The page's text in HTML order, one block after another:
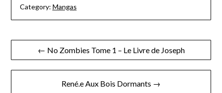
Category: Mangas
Navigation
de
← No Zombies Tome 1 – Le Livre de Joseph
René.e Aux Bois Dormants →